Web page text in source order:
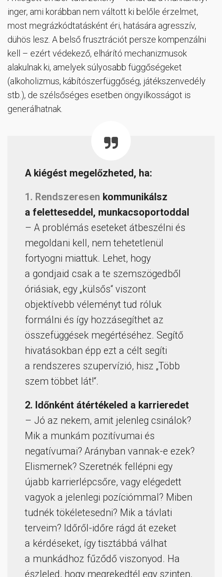
inger, ami korábban nem váltott ki belőle érzelmet,
most megrázkódtatásként éri, hatására agresszív,
dühös lesz. A belső frusztrációt persze kompenzálni
kell – ezért védekező, elhárító mechanizmusok
alakulnak ki, amelyek súlyosabb függőségeket
(alkoholizmus, kábítószerfüggőség, játékszenvedély
stb.), de szélsőséges esetben öngyilkosságot is
generálhatnak.
A kiégést megelőzheted, ha:
1. Rendszeresen kommunikálsz
a feletteseddel, munkacsoportoddal
– A problémás eseteket átbeszélni és
megoldani kell, nem tehetetlenül
fortyogni miattuk. Lehet, hogy
a gondjaid csak a te szemszögedből
óriásiak, egy „külsős“ viszont
objektívebb véleményt tud róluk
formálni és így hozzásegíthet az
összefüggések megértéséhez. Segítő
hivatásokban épp ezt a célt segíti
a rendszeres szupervízió, hisz „Több
szem többet lát!“.
2. Időnként átértékeled a karrieredet
– Jó az nekem, amit jelenleg csinálok?
Mik a munkám pozitívumai és
negatívumai? Arányban vannak-e ezek?
Elismernek? Szeretnék fellépni egy
újabb karrierlépcsőre, vagy elégedett
vagyok a jelenlegi pozíciómmal? Miben
tudnék tökéletesedni? Mik a távlati
terveim? Időről-időre rágd át ezeket
a kérdéseket, így tisztábbá válhat
a munkádhoz fűződő viszonyod. Ha
észleled, hogy megrekedtél egy szinten,